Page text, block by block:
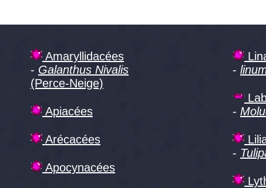
Amaryllidacées
- Galanthus Nivalis
(Perce-Neige)
Apiacées
Arécacées
Apocynacées
-
-
-